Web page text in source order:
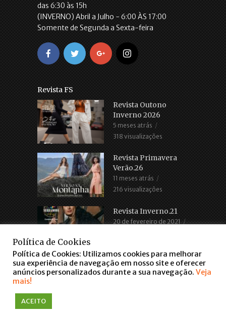
das 6:30 às 15h
(INVERNO) Abril a Julho - 6:00 ÀS 17:00
Somente de Segunda a Sexta-feira
Revista FS
Revista Outono
Inverno 2026
5 meses atrás
318 visualizações
Revista Primavera
Verão.26
11 meses atrás
216 visualizações
Revista Inverno.21
20 de fevereiro de 2021
COPYRIGHT © 2016. TODOS OS DIREITOS RESERVADOS
falar via WhatsApp
Política de Cookies
Política de Cookies: Utilizamos cookies para melhorar
sua experiência de navegação em nosso site e oferecer
anúncios personalizados durante a sua navegação. Veja
mais!
ACEITO